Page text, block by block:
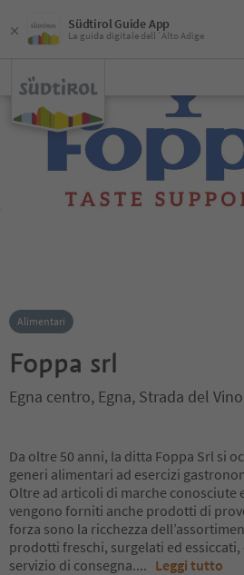
Südtirol Guide App
La guida digitale dell´Alto Adige
Alimentari
Foppa srl
Egna centro, Egna, Strada del Vino
Da oltre 50 anni, la ditta Foppa Srl si
generi alimentari ad esercizi
Oltre ad articoli di marche conosciute
vengono forniti anche prodotti di
forza sono la ricchezza
prodotti freschi, surgelati ed
servizio di consegna.... Leggi tutto